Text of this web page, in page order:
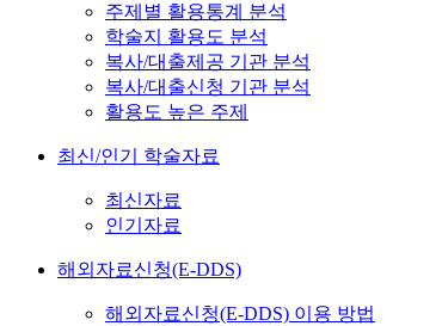
주제별 활용통계 분석
학술지 활용도 분석
복사/대출제공 기관 분석
복사/대출신청 기관 분석
활용도 높은 주제
최신/인기 학술자료
최신자료
인기자료
해외자료신청(E-DDS)
해외자료신청(E-DDS) 이용 방법